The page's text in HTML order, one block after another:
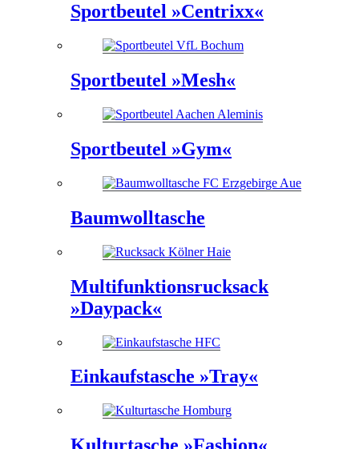
Sportbeutel »Centrixx«
Sportbeutel »Mesh«
Sportbeutel »Gym«
Baumwolltasche
Multifunktionsrucksack
»Daypack«
Einkaufstasche »Tray«